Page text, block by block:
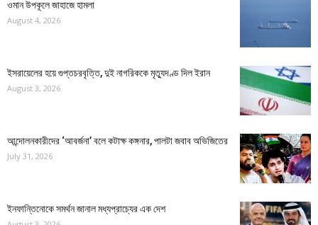
ওমান উপকূলে জাহাজে হামলা
August 4, 2026
ইসরায়েলের হয়ে গুপ্তচরবৃত্তি, দুই নাগরিককে মৃত্যুদণ্ড দিল ইরান
August 3, 2026
আন্দোলনকারীদের ‘আবর্জনা’ বলে কটাক্ষ কঙ্গনার, পালটা জবাব অভিজিতের
July 31, 2026
ইনফান্তিনোকে সমর্থন জানাল মধ্যপ্রাচ্যের এক দেশ